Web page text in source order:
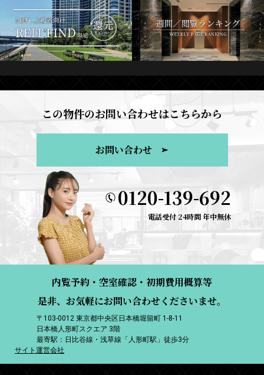
この物件のお問い合わせはこちらから
お問い合わせ
0120-139-692
電話受付 24時間 年中無休
内覧予約・空室確認・初期費用概算等
是非、お気軽にお問い合わせくださいませ。
〒103-0012 東京都中央区日本橋堀留町 1-8-11
日本橋人形町スクエア 3階
最寄駅：日比谷線・浅草線「人形町駅」徒歩3分
サイト運営会社